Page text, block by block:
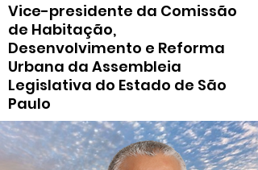
Vice-presidente da Comissão
de Habitação,
Desenvolvimento e Reforma
Urbana da Assembleia
Legislativa do Estado de São
Paulo